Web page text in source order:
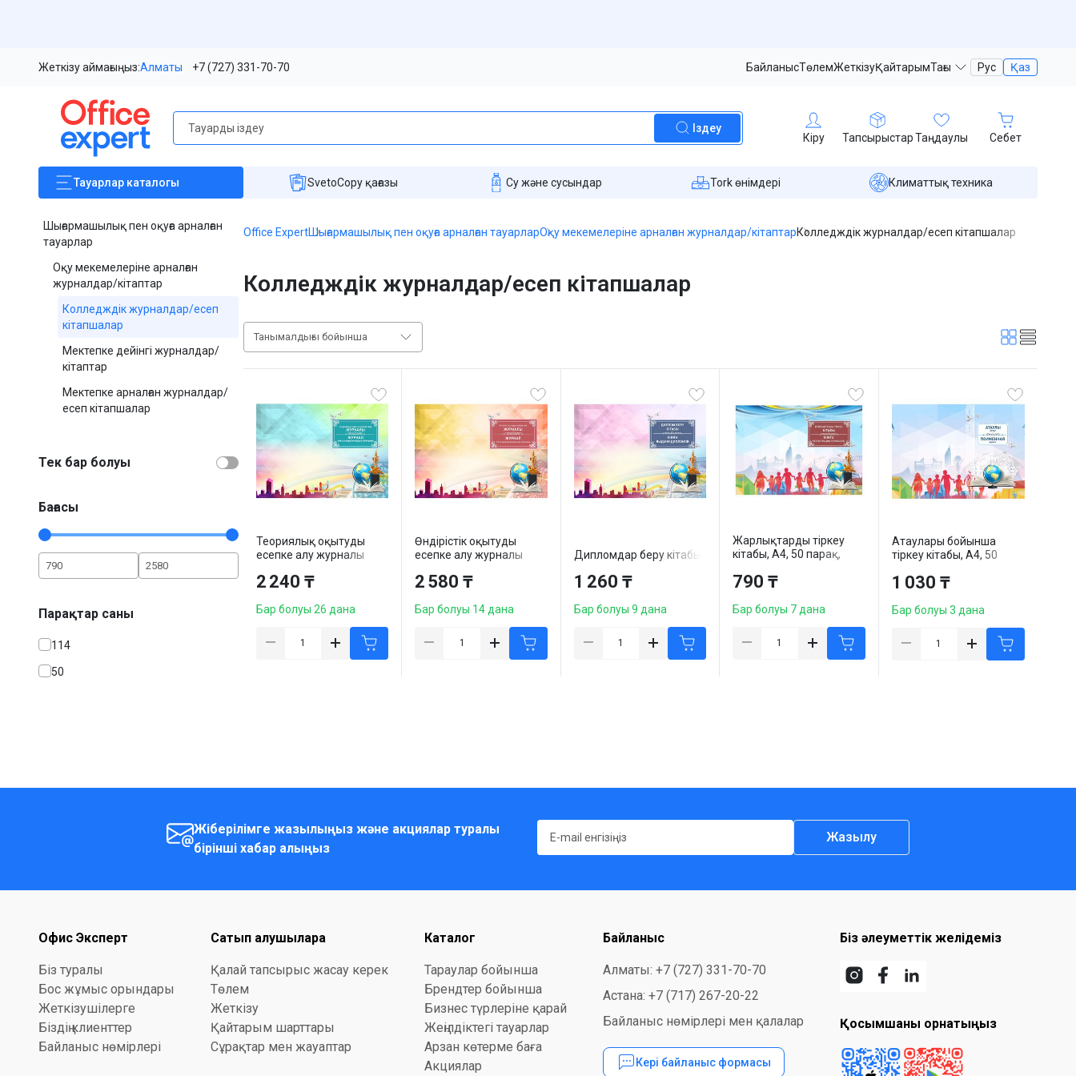
Жеткізу аймағыңыз:Алматы +7 (727) 331-70-70 БайланысТөлемЖеткізуҚайтарымТағы Рус Қаз
Іздеу
Кіру ТапсырыстарТаңдаулы Себет
Тауарлар каталогы SvetoCopy қағазы Су және сусындар Tork өнімдері Климаттық техника
Шығармашылық пен оқуға арналған
тауарлар
Оқу мекемелеріне арналған
журналдар/кітаптар
Колледждік журналдар/есеп
кітапшалар
Мектепке дейінгі журналдар/
кітаптар
Мектепке арналған журналдар/
есеп кітапшалар
Тек бар болуы
Бағасы
Парақтар саны
114
50
Office ExpertШығармашылық пен оқуға арналған тауарларОқу мекемелеріне арналған журналдар/кітаптарКолледждік журналдар/есеп кітапшалар
Колледждік журналдар/есеп кітапшалар
Танымалдығы бойынша
Теориялық оқытуды
есепке алу журналы
2 240 ₸
Бар болуы 26 дана
Өндірістік оқытуды
есепке алу журналы
2 580 ₸
Бар болуы 14 дана
Дипломдар беру кітабы
1 260 ₸
Бар болуы 9 дана
Жарлықтарды тіркеу
кітабы, А4, 50 парақ,
790 ₸
Бар болуы 7 дана
Атаулары бойынша
тіркеу кітабы, А4, 50
1 030 ₸
Бар болуы 3 дана
Жіберілімге жазылыңыз және акциялар туралы
бірінші хабар алыңыз
Жазылу
Офис Эксперт
Біз туралы
Бос жұмыс орындары
Жеткізушілерге
Біздің клиенттер
Байланыс нөмірлері
Сатып алушыларға
Қалай тапсырыс жасау керек
Төлем
Жеткізу
Қайтарым шарттары
Сұрақтар мен жауаптар
Каталог
Тараулар бойынша
Брендтер бойынша
Бизнес түрлеріне қарай
Жеңілдіктегі тауарлар
Арзан көтерме баға
Акциялар
Байланыс
Алматы: +7 (727) 331-70-70
Астана: +7 (717) 267-20-22
Байланыс нөмірлері мен қалалар
Кері байланыс формасы
Біз әлеуметтік желідеміз
Қосымшаны орнатыңыз